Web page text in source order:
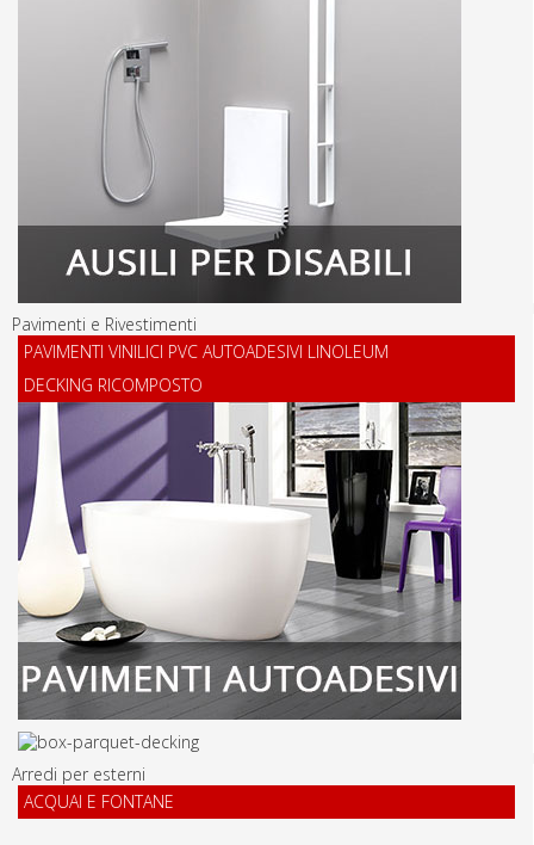
Pavimenti e Rivestimenti
PAVIMENTI VINILICI PVC AUTOADESIVI LINOLEUM
DECKING RICOMPOSTO
Arredi per esterni
ACQUAI E FONTANE